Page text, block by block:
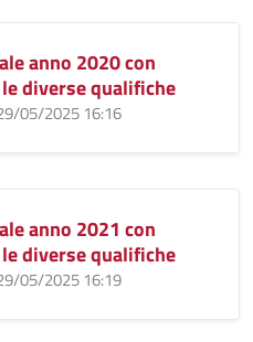
anno 2020 con
diverse qualifiche
05/2025 16:16
anno 2021 con
diverse qualifiche
05/2025 16:19